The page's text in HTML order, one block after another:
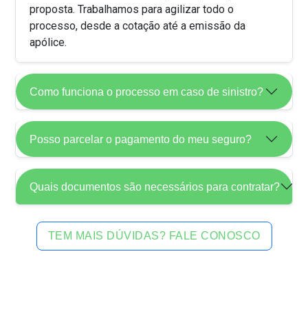
proposta. Trabalhamos para agilizar todo o
processo, desde a cotação até a emissão da
apólice.
Como funciona o processo em caso de sinistro?
Posso parcelar o pagamento do meu seguro?
Quais documentos são necessários para contratar?
TEM MAIS DÚVIDAS? FALE CONOSCO